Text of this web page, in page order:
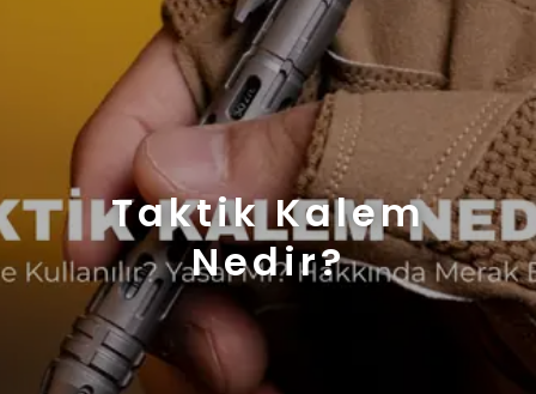
Taktik Kalem
Nedir?